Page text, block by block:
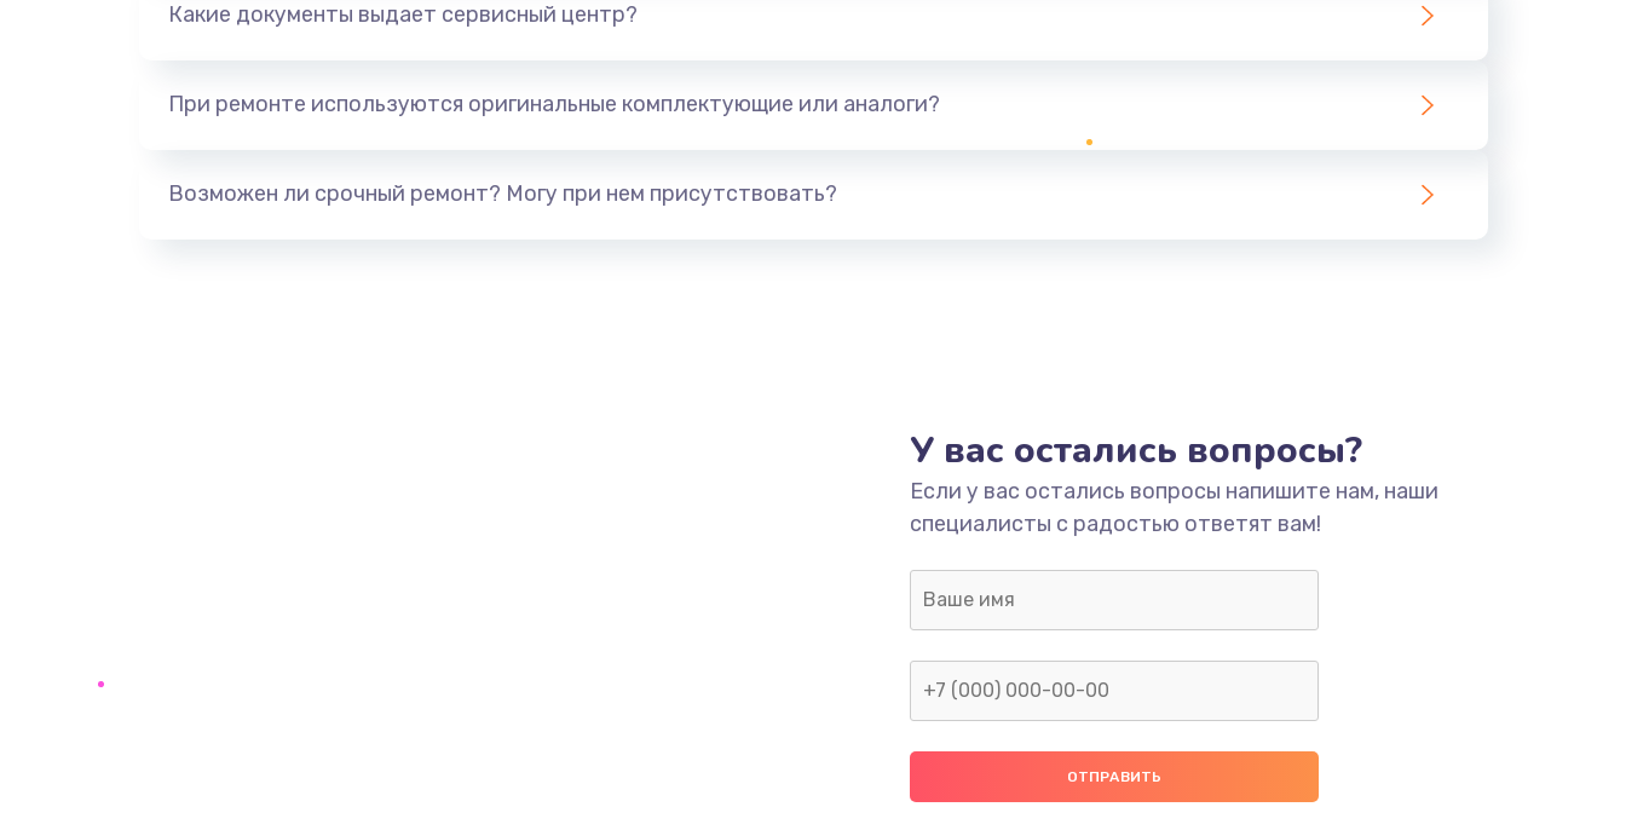
Какие документы выдает сервисный центр?
При ремонте используются оригинальные комплектующие или аналоги?
Возможен ли срочный ремонт? Могу при нем присутствовать?
У вас остались вопросы?
Если у вас остались вопросы напишите нам, наши
специалисты с радостью ответят вам!